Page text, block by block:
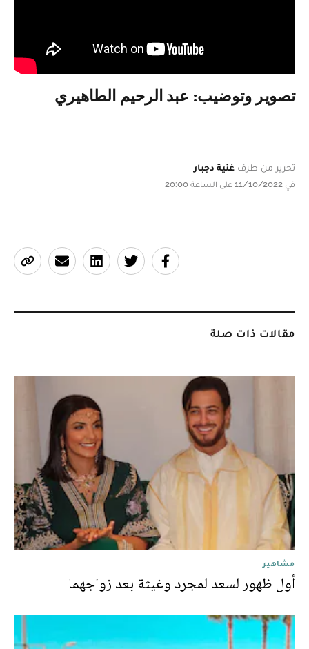
تصوير وتوضيب: عبد الرحيم الطاهيري
تحرير من طرف غنية دجبار
في 11/10/2022 على الساعة 20:00
مقالات ذات صلة
مشاهير
أول ظهور لسعد لمجرد وغيثة بعد زواجهما